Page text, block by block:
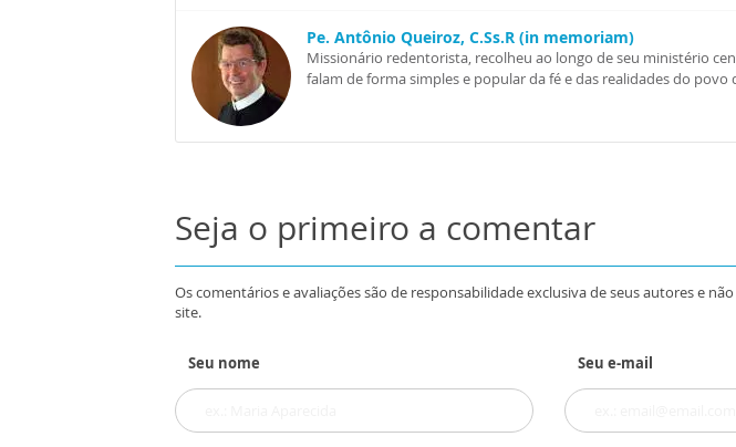
Pe. Antônio Queiroz, C.Ss.R (in memoriam)
Missionário redentorista, recolheu ao longo de seu ministério
falam de forma simples e popular da fé e das realidades do povo
Seja o primeiro a comentar
Os comentários e avaliações são de responsabilidade exclusiva de seus autores e
site.
Seu nome Seu e-mail